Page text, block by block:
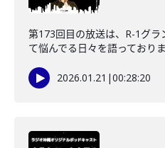
第173回目の放送は、R-1グ
て悩んでる日々を語っており
2026.01.21 |00:28:20